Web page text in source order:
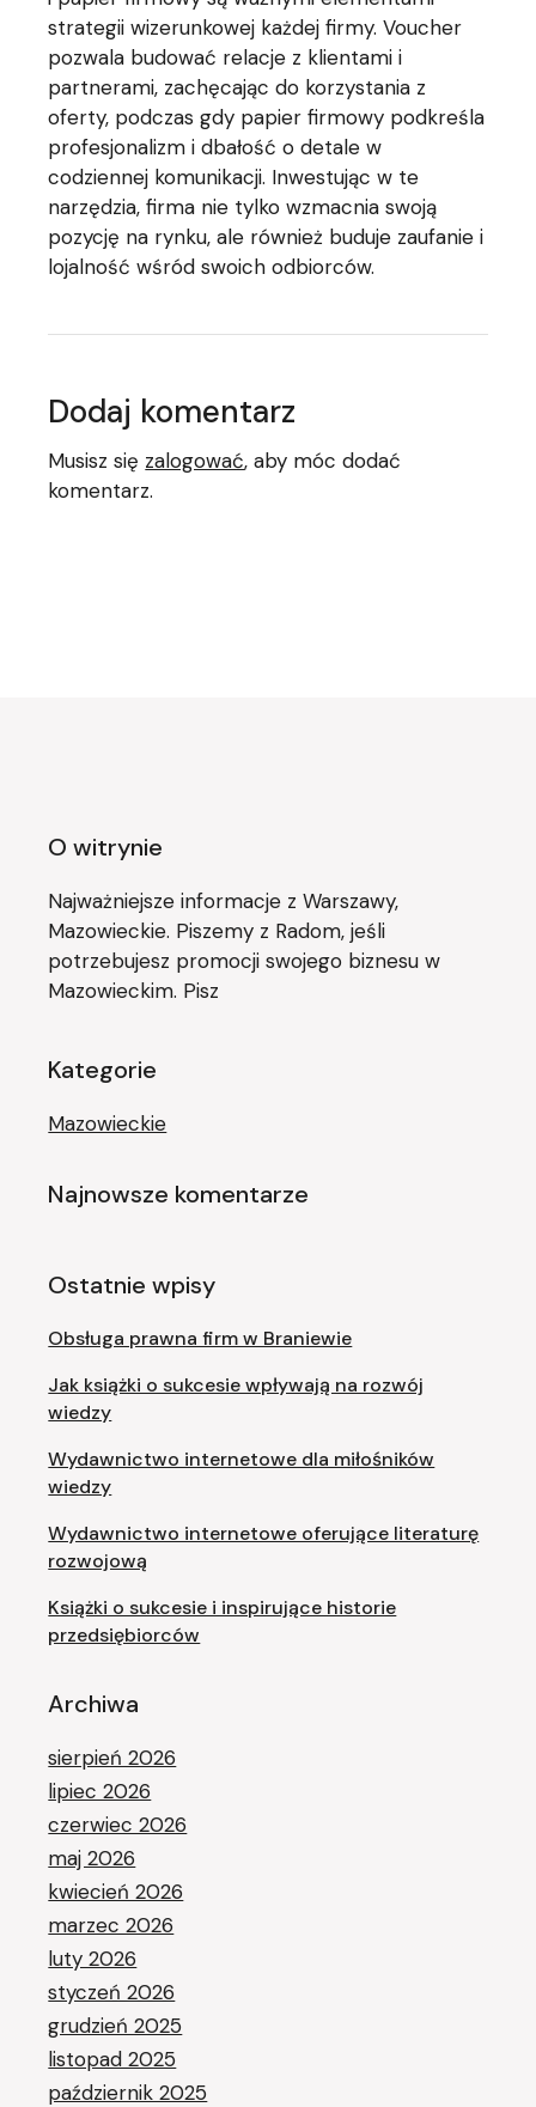
strategii wizerunkowej każdej firmy. Voucher
pozwala budować relacje z klientami i
partnerami, zachęcając do korzystania z
oferty, podczas gdy papier firmowy podkreśla
profesjonalizm i dbałość o detale w
codziennej komunikacji. Inwestując w te
narzędzia, firma nie tylko wzmacnia swoją
pozycję na rynku, ale również buduje zaufanie i
lojalność wśród swoich odbiorców.
Dodaj komentarz
Musisz się zalogować, aby móc dodać
komentarz.
O witrynie
Najważniejsze informacje z Warszawy,
Mazowieckie. Piszemy z Radom, jeśli
potrzebujesz promocji swojego biznesu w
Mazowieckim. Pisz
Kategorie
Mazowieckie
Najnowsze komentarze
Ostatnie wpisy
Obsługa prawna firm w Braniewie
Jak książki o sukcesie wpływają na rozwój
wiedzy
Wydawnictwo internetowe dla miłośników
wiedzy
Wydawnictwo internetowe oferujące literaturę
rozwojową
Książki o sukcesie i inspirujące historie
przedsiębiorców
Archiwa
sierpień 2026
lipiec 2026
czerwiec 2026
maj 2026
kwiecień 2026
marzec 2026
luty 2026
styczeń 2026
grudzień 2025
listopad 2025
październik 2025